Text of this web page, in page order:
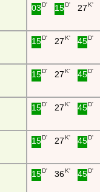
03D' 15D' 27 K'
15D' 27K' 45D'
15D' 27K' 45D'
15D' 27K' 45D'
15D' 27K' 45D'
15D' 36K' 45D'